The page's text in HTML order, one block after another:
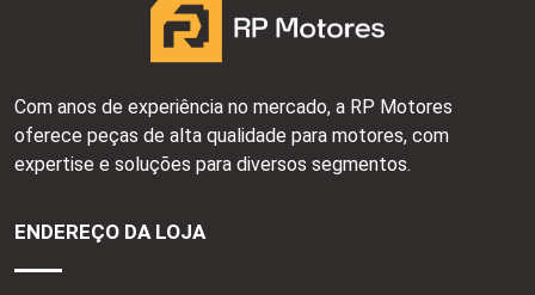
Com anos de experiência no mercado, a RP Motores
oferece peças de alta qualidade para motores, com
expertise e soluções para diversos segmentos.
ENDEREÇO DA LOJA